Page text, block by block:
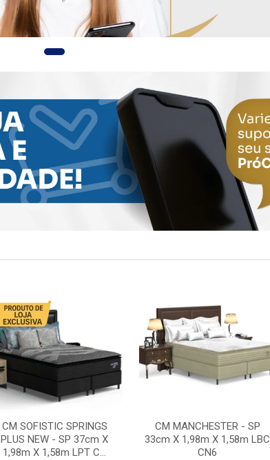
CM SOFISTIC SPRINGS
PLUS NEW - SP 37cm X
1,98m X 1,58m LPT C...
CM MANCHESTER - SP
33cm X 1,98m X 1,58m LBC
CN6